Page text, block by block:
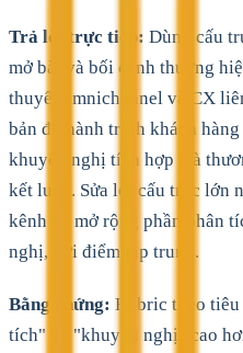
Trả lời trực tiếp: Dùng cấu
mở bài và bối cảnh thương
thuyết omnichannel và CX
bản đồ hành trình khách
khuyến nghị tích hợp mà
kết luận. Sửa lỗi cấu trúc lớn
kênh và mở rộng phần phân
nghị, nơi điểm tập trung.
Bằng chứng: Rubric theo
tích" và "khuyến nghị" cao